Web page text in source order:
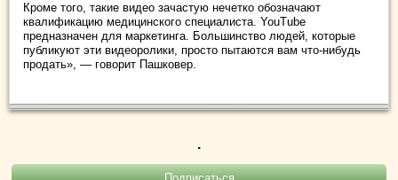
Кроме того, такие видео зачастую нечетко обозначают
квалификацию медицинского специалиста. YouTube
предназначен для маркетинга. Большинство людей, которые
публикуют эти видеоролики, просто пытаются вам что-нибудь
продать», — говорит Пашковер.
.